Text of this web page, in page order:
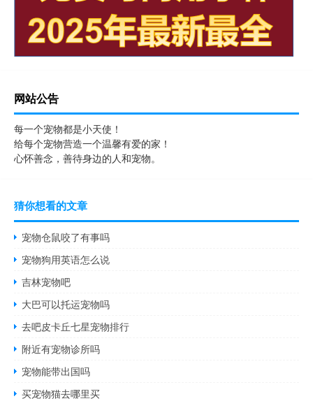
网站公告
每一个宠物都是小天使！
给每个宠物营造一个温馨有爱的家！
心怀善念，善待身边的人和宠物。
猜你想看的文章
宠物仓鼠咬了有事吗
宠物狗用英语怎么说
吉林宠物吧
大巴可以托运宠物吗
去吧皮卡丘七星宠物排行
附近有宠物诊所吗
宠物能带出国吗
买宠物猫去哪里买